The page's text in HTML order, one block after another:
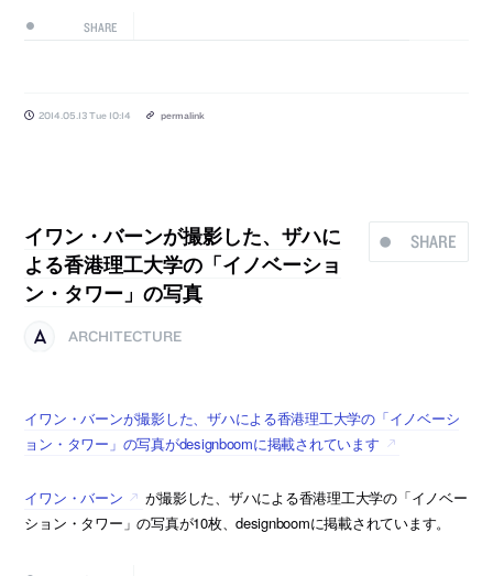
SHARE
2014.05.13 Tue 10:14 permalink
SHARE
イワン・バーンが撮影した、ザハに
よる香港理工大学の「イノベーショ
ン・タワー」の写真
ARCHITECTURE
イワン・バーンが撮影した、ザハによる香港理工大学の「イノベーシ
ョン・タワー」の写真がdesignboomに掲載されています
イワン・バーン
が撮影した、ザハによる香港理工大学の「イノベー
ション・タワー」の写真が10枚、designboomに掲載されています。